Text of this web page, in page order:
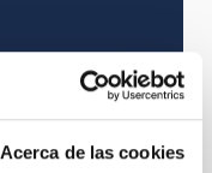
Acerca de las cookies